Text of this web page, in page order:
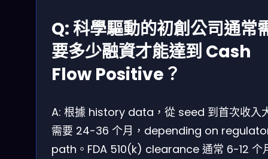
Q: 科學驅動的初創公司通常
要多少融資才能達到 Cash
Flow Positive？
A: 根據 history data，從 seed 到首次收入
需要 24-36 个月，depending on
path。FDA 510(k) clearance 通常 6-12 个